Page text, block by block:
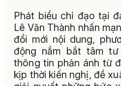
Phát biểu chỉ đạo tại
Lê Văn Thành nhấn
đổi mới nội dung,
động nắm bắt tâm
thông tin phản ánh từ
kịp thời kiến nghị, đề